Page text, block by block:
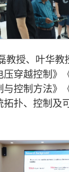
教授、叶华
穿越控制》
控制方法》
扑、控制及